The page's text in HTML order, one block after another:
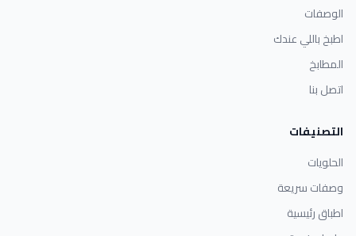
الوصفات
اطبخ باللي عندك
المطابخ
اتصل بنا
التصنيفات
الحلويات
وصفات سريعة
اطباق رئيسية